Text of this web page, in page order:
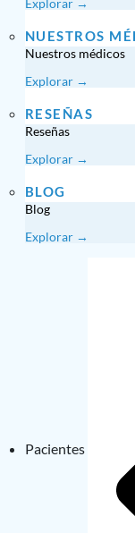
Explorar →
NUESTROS
Nuestros médicos
Explorar →
RESEÑAS
Reseñas
Explorar →
BLOG
Blog
Explorar →
Pacientes